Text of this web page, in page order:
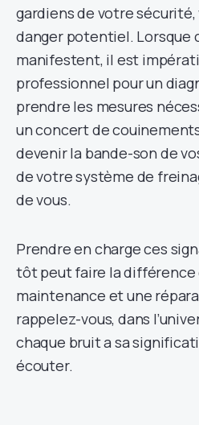
gardiens de votre sécurité,
danger potentiel. Lorsque
manifestent, il est
professionnel pour un
prendre les mesures
un concert de
devenir la bande-son de
de votre système de
de vous.
Prendre en charge ces
tôt peut faire la différence
maintenance et une
rappelez-vous, dans
chaque bruit a sa
écouter.